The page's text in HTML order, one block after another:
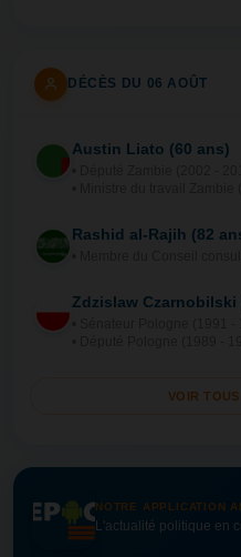
DÉCÈS DU 06 AOÛT
Austin Liato (60 ans)
Rashid al-Rajih (82
PO
Zdzislaw Czarnobilski
VOIR
NOTRE APPLICATION
L'actualité politique en